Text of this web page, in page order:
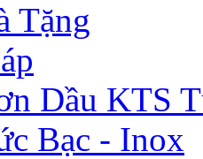
Tặng
Dầu KTS
Bạc - Inox